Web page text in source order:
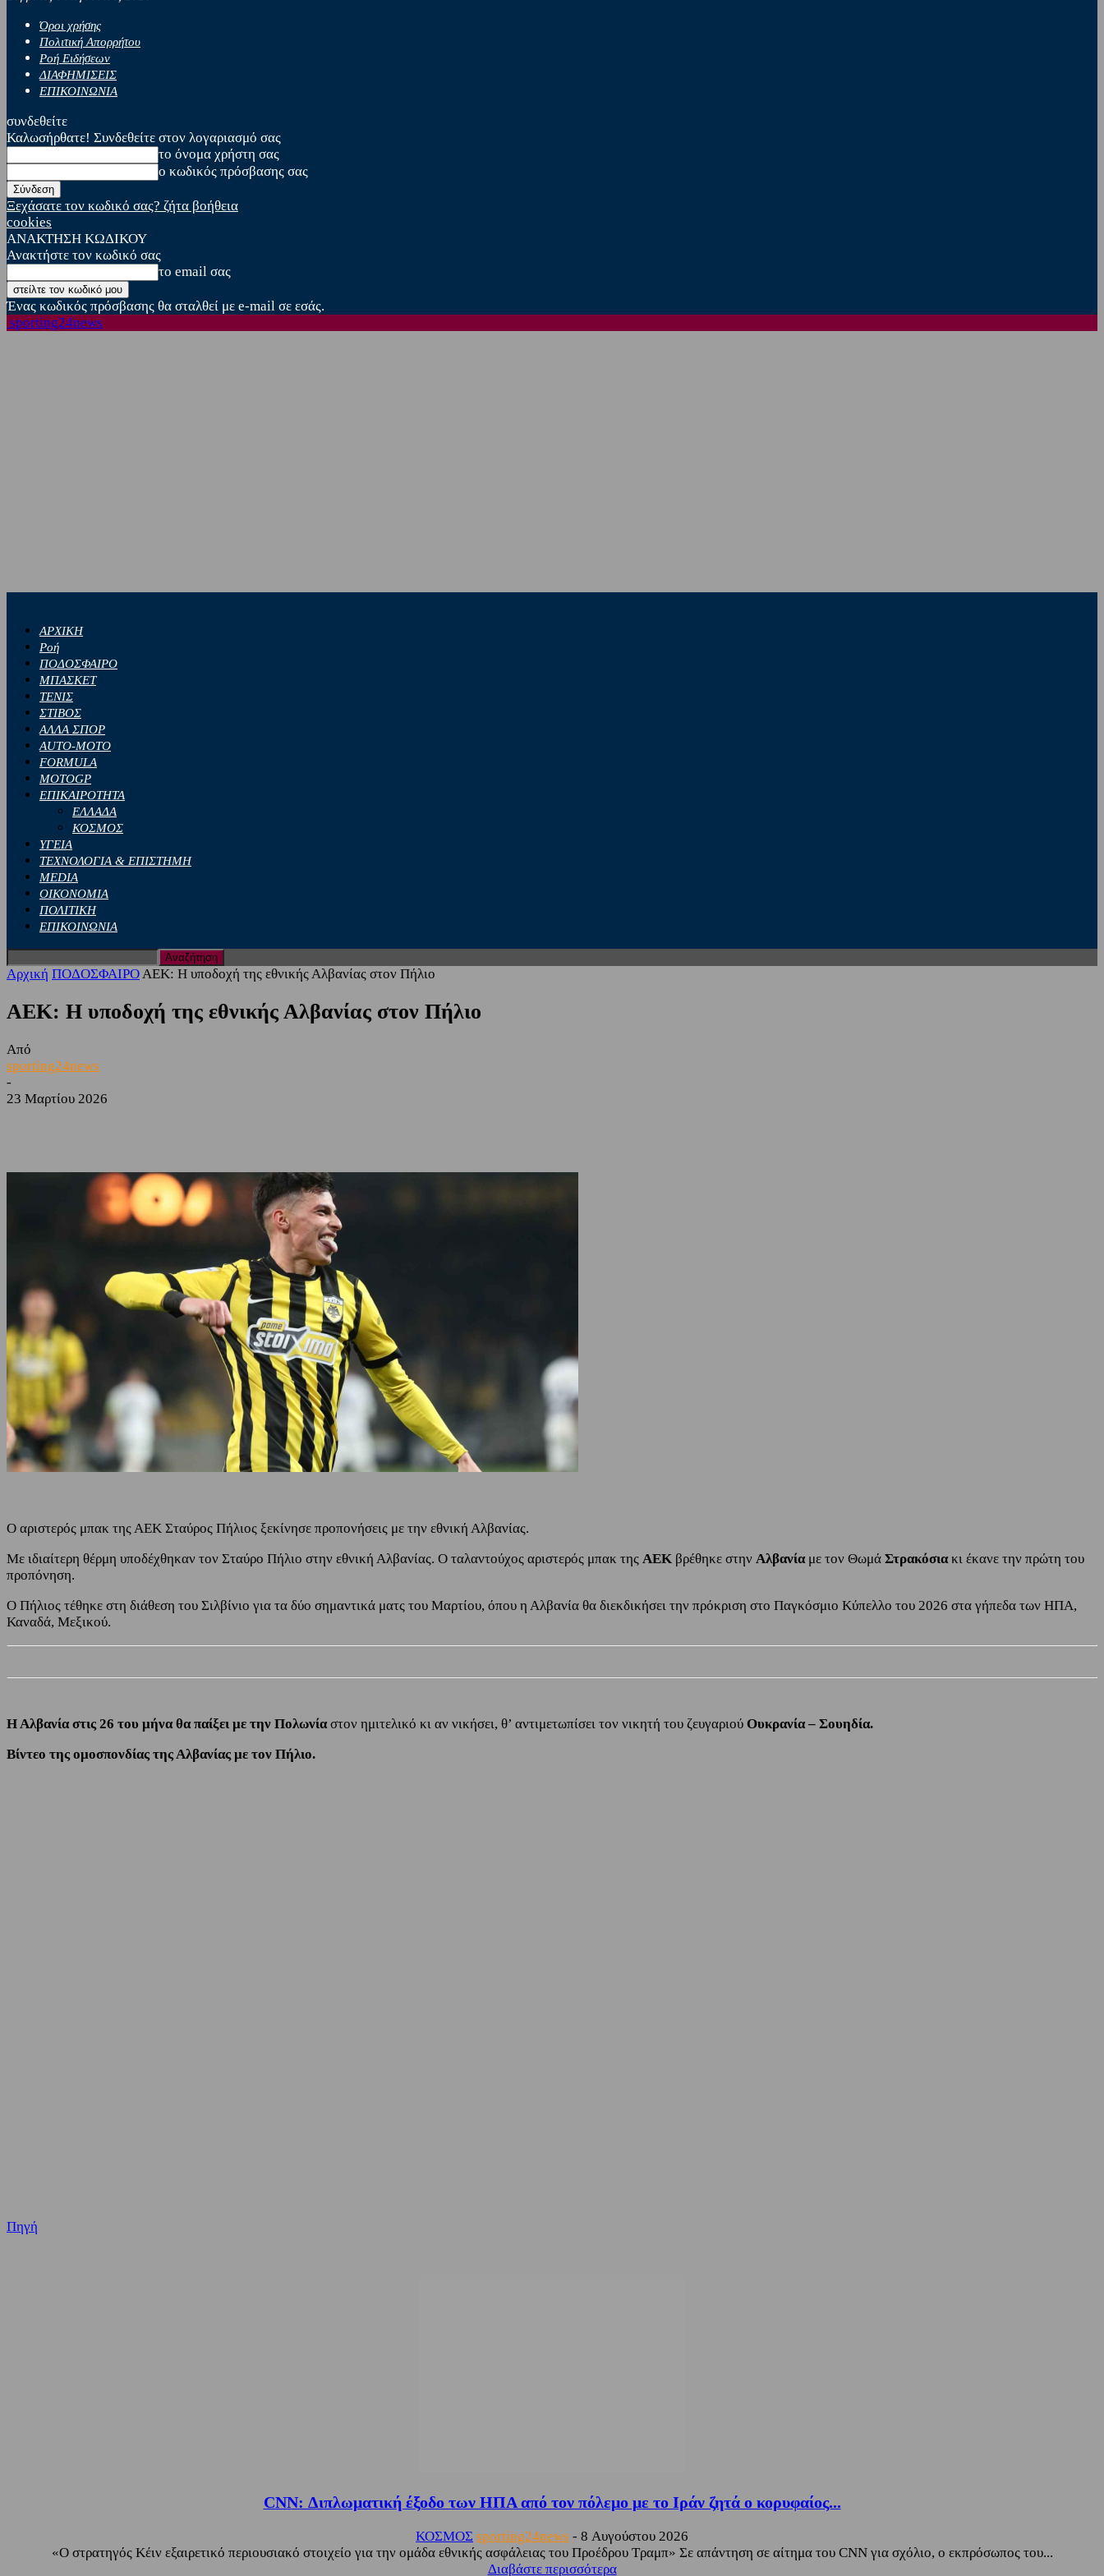
Όροι χρήσης
Πολιτική Απορρήτου
Ροή Ειδήσεων
ΔΙΑΦΗΜΙΣΕΙΣ
ΕΠΙΚΟΙΝΩΝΙΑ
συνδεθείτε
Καλωσήρθατε! Συνδεθείτε στον λογαριασμό σας
το όνομα χρήστη σας
ο κωδικός πρόσβασης σας
Ξεχάσατε τον κωδικό σας? ζήτα βοήθεια
cookies
ΑΝΑΚΤΗΣΗ ΚΩΔΙΚΟΥ
Ανακτήστε τον κωδικό σας
το email σας
Ένας κωδικός πρόσβασης θα σταλθεί με e-mail σε εσάς.
sporting24news
ΑΡΧΙΚΗ
Ροή
ΠΟΔΟΣΦΑΙΡΟ
ΜΠΑΣΚΕΤ
ΤΕΝΙΣ
ΣΤΙΒΟΣ
ΑΛΛΑ ΣΠΟΡ
AUTO-MOTO
FORMULA
MOTOGP
ΕΠΙΚΑΙΡΟΤΗΤΑ
ΕΛΛΑΔΑ
ΚΟΣΜΟΣ
ΥΓΕΙΑ
ΤΕΧΝΟΛΟΓΙΑ & ΕΠΙΣΤΗΜΗ
MEDIA
ΟΙΚΟΝΟΜΙΑ
ΠΟΛΙΤΙΚΗ
ΕΠΙΚΟΙΝΩΝΙΑ
Αρχική ΠΟΔΟΣΦΑΙΡΟΑΕΚ: Η υποδοχή της εθνικής Αλβανίας στον Πήλιο
ΑΕΚ: Η υποδοχή της εθνικής Αλβανίας στον Πήλιο
Από
sporting24news
-
23 Μαρτίου 2026
Ο αριστερός μπακ της ΑΕΚ Σταύρος Πήλιος ξεκίνησε προπονήσεις με την εθνική Αλβανίας.
Με ιδιαίτερη θέρμη υποδέχθηκαν τον Σταύρο Πήλιο στην εθνική Αλβανίας. Ο ταλαντούχος αριστερός μπακ της ΑΕΚ βρέθηκε στην Αλβανίαμε τον Θωμά Στρακόσιακι έκανε την πρώτη του
προπόνηση.
Ο Πήλιος τέθηκε στη διάθεση του Σιλβίνιο για τα δύο σημαντικά ματς του Μαρτίου, όπου η Αλβανία θα διεκδικήσει την πρόκριση στο Παγκόσμιο Κύπελλο του 2026 στα γήπεδα των ΗΠΑ,
Καναδά, Μεξικού.
Η Αλβανία στις 26 του μήνα θα παίξει με την Πολωνίαστον ημιτελικό κι αν νικήσει, θ’ αντιμετωπίσει τον νικητή του ζευγαριού Ουκρανία – Σουηδία.
Βίντεο της ομοσπονδίας της Αλβανίας με τον Πήλιο.
Πηγή
CNN: Διπλωματική έξοδο των ΗΠΑ από τον πόλεμο με το Ιράν ζητά ο κορυφαίος...
ΚΟΣΜΟΣ sporting24news - 8 Αυγούστου 2026
«Ο στρατηγός Κέιν εξαιρετικό περιουσιακό στοιχείο για την ομάδα εθνικής ασφάλειας του Προέδρου Τραμπ» Σε απάντηση σε αίτημα του CNN για σχόλιο, ο εκπρόσωπος του...
Διαβάστε περισσότερα